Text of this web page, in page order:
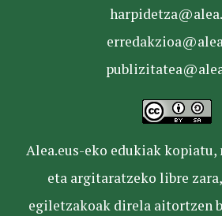
Alea.eus-eko edukiak kopiatu,
eta argitaratzeko libre
egiletzakoak direla aitortzen